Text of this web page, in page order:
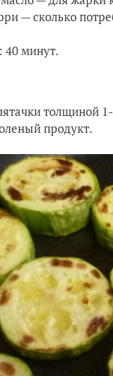
— сколько
40 минут.
толщиной
продукт.